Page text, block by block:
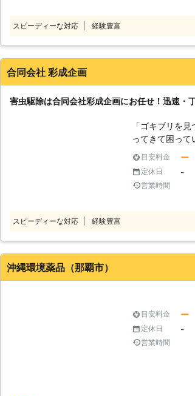
量散布による独
お約束します。
のことで何かありました
リ駆除には自信
つゴキブリが出
よく聞きます
ください。 弊社では、薬剤に抵抗力のあるゴキブリでも、6ヶ月の長期保証
をお約束。 弊社が提供するベイト工法や薬剤散布では、人や環境にも優し
い安全なものを
で、駆除後にすぐにお店
ら、一般住宅だ
キブリやシロア
宅や飲食店での
い。
スピーディーな対応 経験豊富
合同会社 彩成企画
害虫駆除は合同会社彩成企画にお任せ！迅速・
「ゴキブリを
ってきて困っている」 このようなときには合同会社彩
さい。当店は
です。お住ま
ださい。 ●放置は繁殖につながる！早期対応で害虫駆除しよう 害虫は見つ
けたときには早
は、害虫駆除を
て、ゴキブリに
●害虫駆除は草
ために、雑草を
りに雑草がある
す。 合同会社彩成企画では、沖縄県本島で害虫駆除を承っています。害虫
目安料金 ー
定休日 -
営業時間
スピーディーな対応 経験豊富
沖縄環境薬品（那覇市）
目安料金 ー
定休日 -
営業時間